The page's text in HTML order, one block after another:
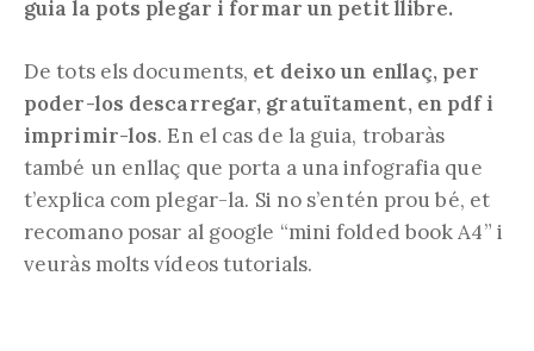
guia la pots plegar i formar un petit llibre.
De tots els documents, et deixo un enllaç, per
poder-los descarregar, gratuïtament, en pdf i
imprimir-los. En el cas de la guia, trobaràs
també un enllaç que porta a una infografia que
t’explica com plegar-la. Si no s’entén prou bé, et
recomano posar al google “mini folded book A4” i
veuràs molts vídeos tutorials.